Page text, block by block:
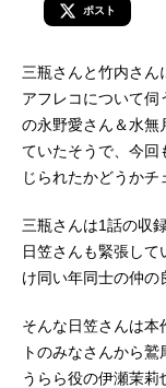
ポスト
三瓶さんと竹内さん
アフレコについて
の永野愛さん＆水無
ていたそうで、今回
じられたかどうかチ
三瓶さんは1話の収
日笠さんも緊張し
け同い年同士の仲の
そんな日笠さんは本
トのみなさんから
うらら役の伊瀬茉